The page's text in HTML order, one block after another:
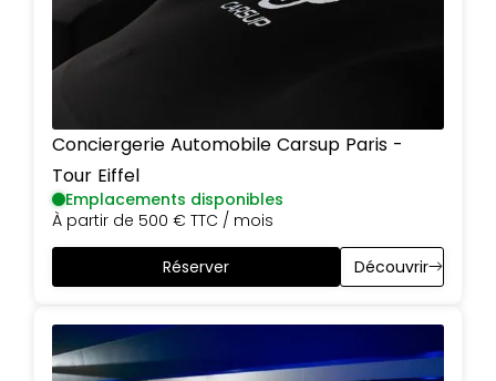
Conciergerie Automobile Carsup Paris -
Tour Eiffel
Emplacements disponibles
À partir de 500 € TTC / mois
Réserver Découvrir